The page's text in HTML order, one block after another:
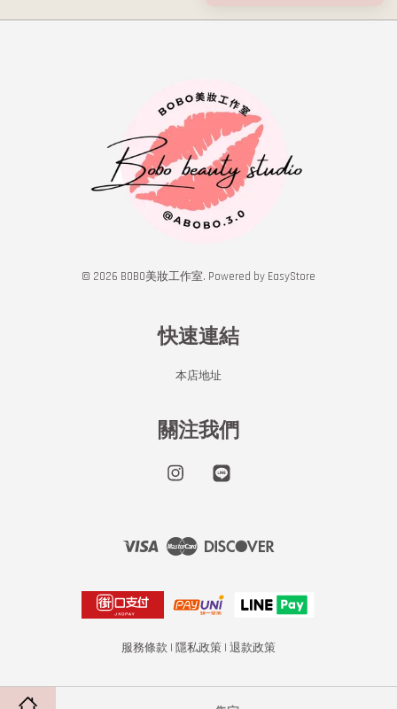
© 2026 BOBO美妝工作室. Powered by EasyStore
快速連結
本店地址
關注我們
Instagram
Visa Master
服務條款 | 隱私政策 | 退款政策